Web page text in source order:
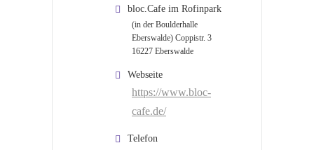
bloc.Cafe im Rofinpark
(in der Boulderhalle
Eberswalde) Coppistr. 3
16227 Eberswalde
Webseite
https://www.bloc-
cafe.de/
Telefon